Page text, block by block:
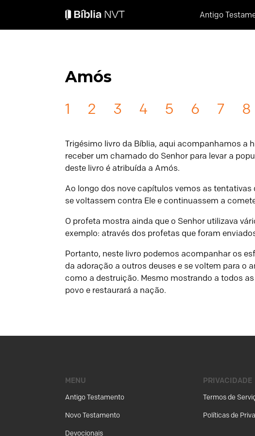
Antigo
Amós
1 2 3 4 5 6 7 8
Trigésimo livro da Bíblia, aqui acompanhamos a
receber um chamado do Senhor para levar a
deste livro é atribuída a Amós.
Ao longo dos nove capítulos vemos as
se voltassem contra Ele e continuassem a
O profeta mostra ainda que o Senhor utilizava
exemplo: através dos profetas que foram
Portanto, neste livro podemos acompanhar os
da adoração a outros deuses e se voltem para o
como a destruição. Mesmo mostrando a todos
povo e restaurará a nação.
MENU
Antigo Testamento
Novo Testamento
Devocionais
PRIVACIDADE
Termos de
Políticas de